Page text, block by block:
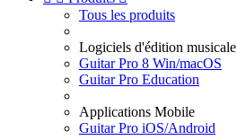
Tous les produits
Logiciels d'édition musicale
Guitar Pro 8 Win/macOS
Guitar Pro Education
Applications Mobile
Guitar Pro iOS/Android